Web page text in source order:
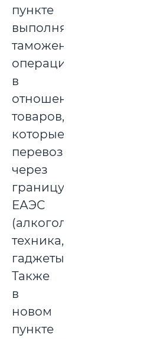
пункте
выполняются
таможенные
операции
в
отношении
товаров,
которые
перевозятся
через
границу
ЕАЭС
(алкоголь,
техника,
гаджеты).
Также
в
новом
пункте